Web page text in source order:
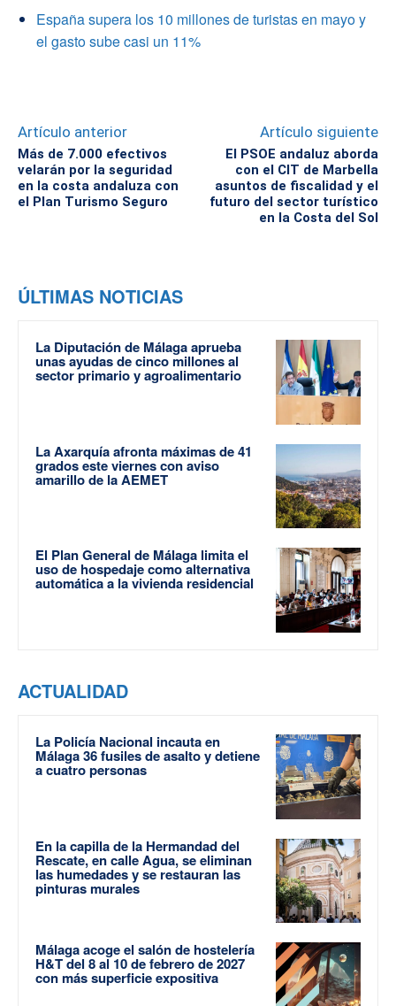
España supera los 10 millones de turistas en mayo y
el gasto sube casi un 11%
Artículo anterior
Más de 7.000 efectivos
velarán por la seguridad
en la costa andaluza con
el Plan Turismo Seguro
Artículo siguiente
El PSOE andaluz aborda
con el CIT de Marbella
asuntos de fiscalidad y el
futuro del sector turístico
en la Costa del Sol
ÚLTIMAS NOTICIAS
La Diputación de Málaga aprueba
unas ayudas de cinco millones al
sector primario y agroalimentario
La Axarquía afronta máximas de 41
grados este viernes con aviso
amarillo de la AEMET
El Plan General de Málaga limita el
uso de hospedaje como alternativa
automática a la vivienda residencial
ACTUALIDAD
La Policía Nacional incauta en
Málaga 36 fusiles de asalto y detiene
a cuatro personas
En la capilla de la Hermandad del
Rescate, en calle Agua, se eliminan
las humedades y se restauran las
pinturas murales
Málaga acoge el salón de hostelería
H&T del 8 al 10 de febrero de 2027
con más superficie expositiva